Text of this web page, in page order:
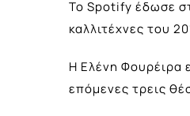
Το Spotify έδωσε
καλλιτέχνες του
Η Ελένη Φουρέιρα
επόμενες τρεις